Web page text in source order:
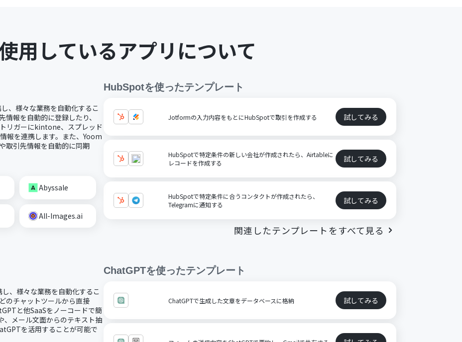
用しているアプリについて
、様々な業務を自動化するこ
報を自動的に登録したり、
リガーにkintone、スプレッド
報を連携します。また、Yoom
取引先情報を自動的に同期
Abyssale
All-Images.ai
HubSpotを使ったテンプレート
Jotformの入力内容をもとにHubSpotで取引を作成する 試してみる
HubSpotで特定条件の新しい会社が作成されたら、Airtableに
レコードを作成する
試してみる
HubSpotで特定条件に合うコンタクトが作成されたら、
Telegramに通知する
試してみる
関連したテンプレートをすべて見る
、様々な業務を自動化するこ
のチャットツールから直接
と他SaaSをノーコードで簡
、メール文面からのテキスト抽
を活用することが可能で
ChatGPTを使ったテンプレート
ChatGPTで生成した文章をデータベースに格納 試してみる